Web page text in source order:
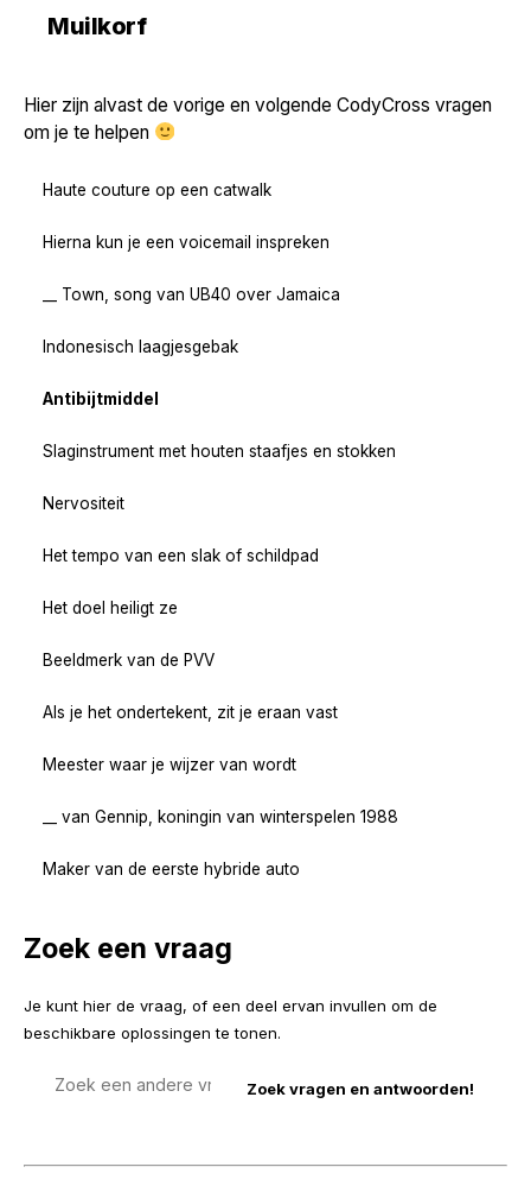
Muilkorf
Hier zijn alvast de vorige en volgende CodyCross vragen
om je te helpen
Haute couture op een catwalk
Hierna kun je een voicemail inspreken
__ Town, song van UB40 over Jamaica
Indonesisch laagjesgebak
Antibijtmiddel
Slaginstrument met houten staafjes en stokken
Nervositeit
Het tempo van een slak of schildpad
Het doel heiligt ze
Beeldmerk van de PVV
Als je het ondertekent, zit je eraan vast
Meester waar je wijzer van wordt
__ van Gennip, koningin van winterspelen 1988
Maker van de eerste hybride auto
Zoek een vraag
Je kunt hier de vraag, of een deel ervan invullen om de
beschikbare oplossingen te tonen.